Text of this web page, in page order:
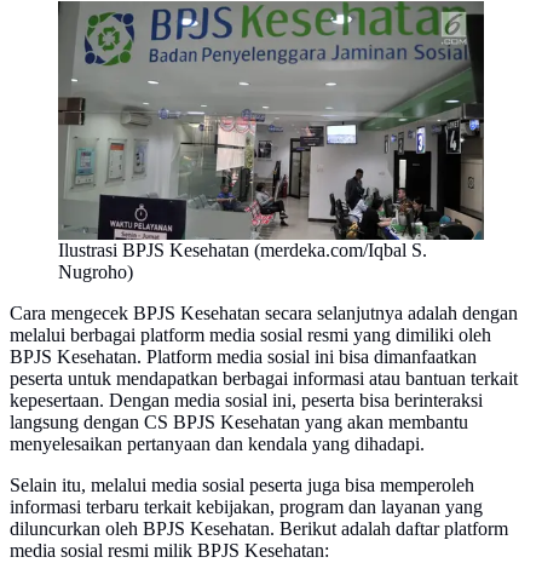
Ilustrasi BPJS Kesehatan (merdeka.com/Iqbal S.
Nugroho)
Cara mengecek BPJS Kesehatan secara selanjutnya adalah dengan
melalui berbagai platform media sosial resmi yang dimiliki oleh
BPJS Kesehatan. Platform media sosial ini bisa dimanfaatkan
peserta untuk mendapatkan berbagai informasi atau bantuan terkait
kepesertaan. Dengan media sosial ini, peserta bisa berinteraksi
langsung dengan CS BPJS Kesehatan yang akan membantu
menyelesaikan pertanyaan dan kendala yang dihadapi.
Selain itu, melalui media sosial peserta juga bisa memperoleh
informasi terbaru terkait kebijakan, program dan layanan yang
diluncurkan oleh BPJS Kesehatan. Berikut adalah daftar platform
media sosial resmi milik BPJS Kesehatan: